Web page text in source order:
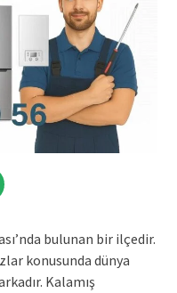
bulunan bir ilçedir.
konusunda dünya
Kalamış